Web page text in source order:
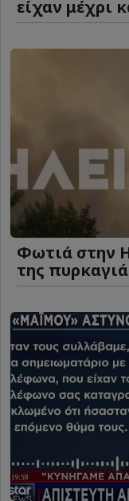
είχαν μέχρι
Φωτιά στην
της